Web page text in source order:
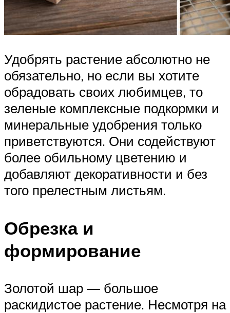
Удобрять растение абсолютно не
обязательно, но если вы хотите
обрадовать своих любимцев, то
зеленые комплексные подкормки и
минеральные удобрения только
приветствуются. Они содействуют
более обильному цветению и
добавляют декоративности и без
того прелестным листьям.
Обрезка и
формирование
Золотой шар — большое
раскидистое растение. Несмотря на